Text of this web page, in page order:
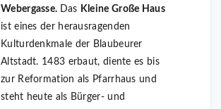
Webergasse. Das Kleine Große Haus
ist eines der herausragenden
Kulturdenkmale der Blaubeurer
Altstadt. 1483 erbaut, diente es bis
zur Reformation als Pfarrhaus und
steht heute als Bürger- und